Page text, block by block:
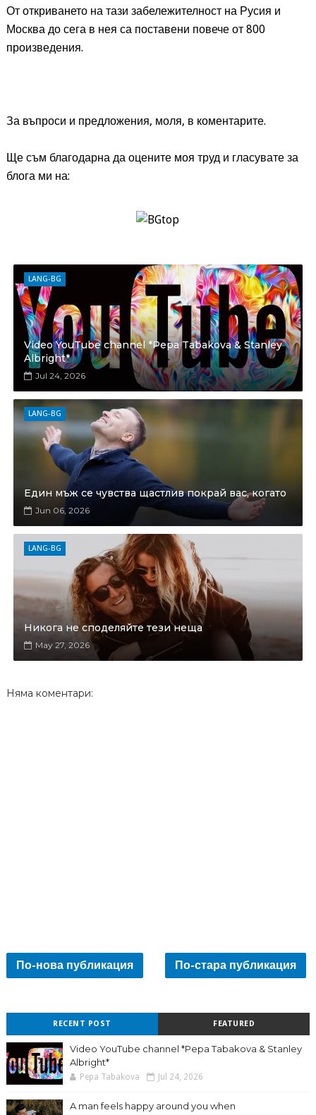
От откриването на тази забележителност на Русия и
Москва до сега в нея са поставени повече от 800
произведения.
За въпроси и предложения, моля, в коментарите.
Ще съм благодарна да оцените моя труд и гласувате за
блога ми на:
LANG-BG
Video YouTube channel *Pepa Tabakova & Stanley
Albright*
Jul 24, 2026
LANG-BG
Един мъж се чувства щастлив покрай вас, когато
Jun 06, 2026
LANG-BG
Никога не споделяйте тези неща
May 27, 2026
Няма коментари:
По-нова публикация По-стара публикация
RECENT POST FEATURED
Video YouTube channel *Pepa Tabakova & Stanley
Albright*
Pepa Tabakova Jul 24, 2026
A man feels happy around you when